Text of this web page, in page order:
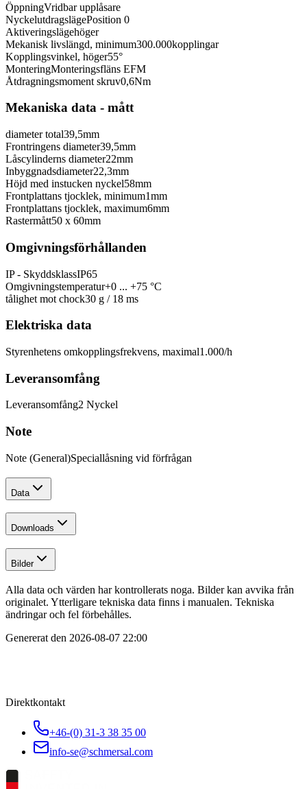
ÖppningVridbar upplåsare
NyckelutdragslägePosition 0
Aktiveringslägehöger
Mekanisk livslängd, minimum300.000kopplingar
Kopplingsvinkel, höger55°
MonteringMonteringsfläns EFM
Åtdragningsmoment skruv0,6Nm
Mekaniska data - mått
diameter total39,5mm
Frontringens diameter39,5mm
Låscylinderns diameter22mm
Inbyggnadsdiameter22,3mm
Höjd med instucken nyckel58mm
Frontplattans tjocklek, minimum1mm
Frontplattans tjocklek, maximum6mm
Rastermått50 x 60mm
Omgivningsförhållanden
IP - SkyddsklassIP65
Omgivningstemperatur+0 ... +75 °C
tålighet mot chock30 g / 18 ms
Elektriska data
Styrenhetens omkopplingsfrekvens, maximal1.000/h
Leveransomfång
Leveransomfång2 Nyckel
Note
Note (General)Speciallåsning vid förfrågan
Data
Downloads
Bilder
Alla data och värden har kontrollerats noga. Bilder kan avvika från
originalet. Ytterligare tekniska data finns i manualen. Tekniska
ändringar och fel förbehålles.
Genererat den 2026-08-07 22:00
Direktkontakt
+46-(0) 31-3 38 35 00
info-se@schmersal.com